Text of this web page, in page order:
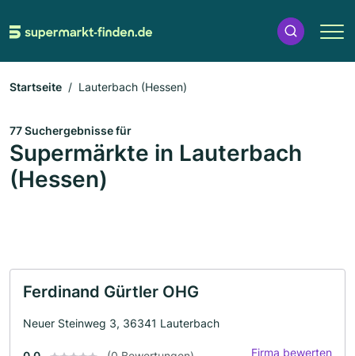
Startseite Lauterbach (Hessen)
77 Suchergebnisse für
Supermärkte in Lauterbach
(Hessen)
Ferdinand Gürtler OHG
Neuer Steinweg 3, 36341 Lauterbach
Firma bewerten